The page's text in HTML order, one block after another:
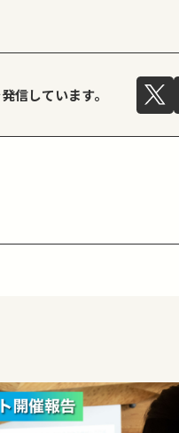
信しています。